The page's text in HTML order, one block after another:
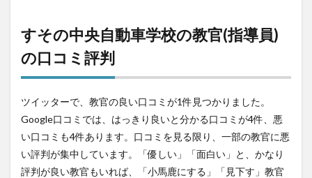
すその中央自動車学校の教官(指導員)
の口コミ評判
ツイッターで、教官の良い口コミが1件見つかりました。
Google口コミでは、はっきり良いと分かる口コミが4件、悪
い口コミも4件あります。口コミを見る限り、一部の教官に悪
い評判が集中しています。「優しい」「面白い」と、かなり
評判が良い教官もいれば、「小馬鹿にする」「見下す」教官